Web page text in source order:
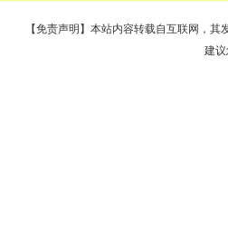
【免责声明】本站内容转载自互联网，
建议